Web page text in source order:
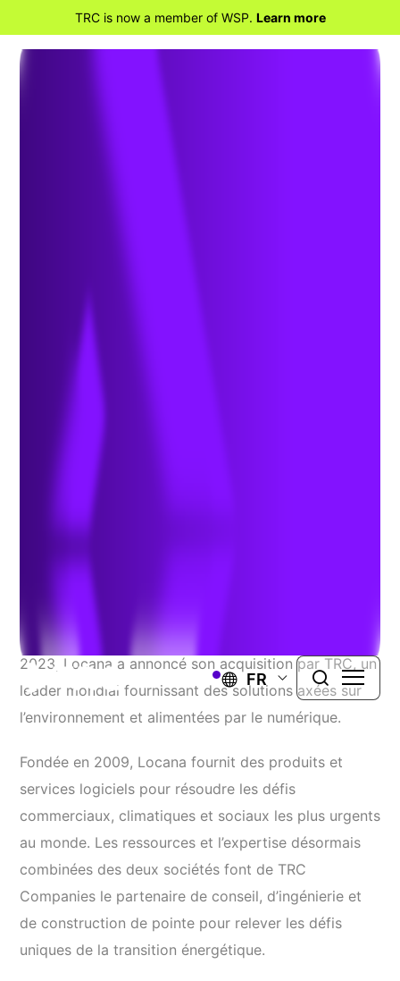
TRC is now a member of WSP. Learn more
FR
Locana fonctionnera sous le
numéro de TRC à compter du
WINDSOR, Conn.(16 juillet 2024)— En décembre
2023, Locana a annoncé son acquisition par TRC, un
leader mondial fournissant des solutions axées sur
l’environnement et alimentées par le numérique.
Fondée en 2009, Locana fournit des produits et
services logiciels pour résoudre les défis
commerciaux, climatiques et sociaux les plus urgents
au monde. Les ressources et l’expertise désormais
combinées des deux sociétés font de TRC
Companies le partenaire de conseil, d’ingénierie et
de construction de pointe pour relever les défis
uniques de la transition énergétique.